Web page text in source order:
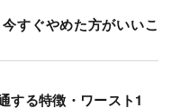
すぐやめた方がいいこ
する特徴・ワースト1